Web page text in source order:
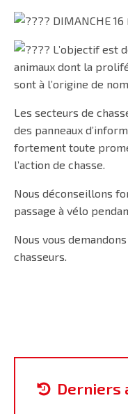
DIMANCHE 16
L’objectif est
animaux dont la
sont à l’origine de
Les secteurs de
des panneaux
fortement toute
l’action de chasse.
Nous déconseillons
passage à vélo
Nous vous
chasseurs.